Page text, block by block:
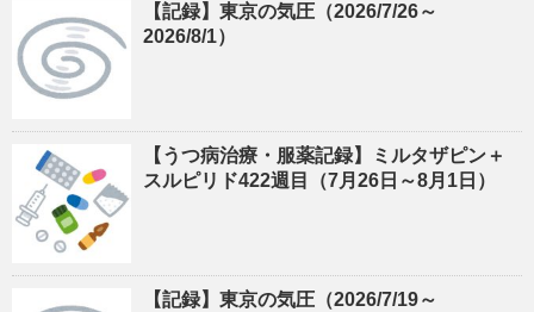
【記録】東京の気圧（2026/7/26～
2026/8/1）
【うつ病治療・服薬記録】ミルタザピン＋
スルピリド422週目（7月26日～8月1日）
【記録】東京の気圧（2026/7/19～